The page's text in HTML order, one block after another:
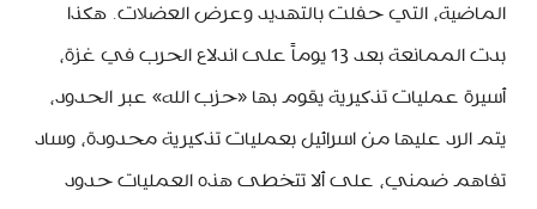
الماضية، التي حفلت بالتهديد وعرض العضلات. هكذا
بدت الممانعة بعد 13 يوماً على اندلاع الحرب في غزة،
أسيرة عمليات تذكيرية يقوم بها «حزب الله» عبر الحدود،
يتم الرد عليها من اسرائيل بعمليات تذكيرية محدودة، وساد
تفاهم ضمني، على ألا تتخطى هذه العمليات حدود